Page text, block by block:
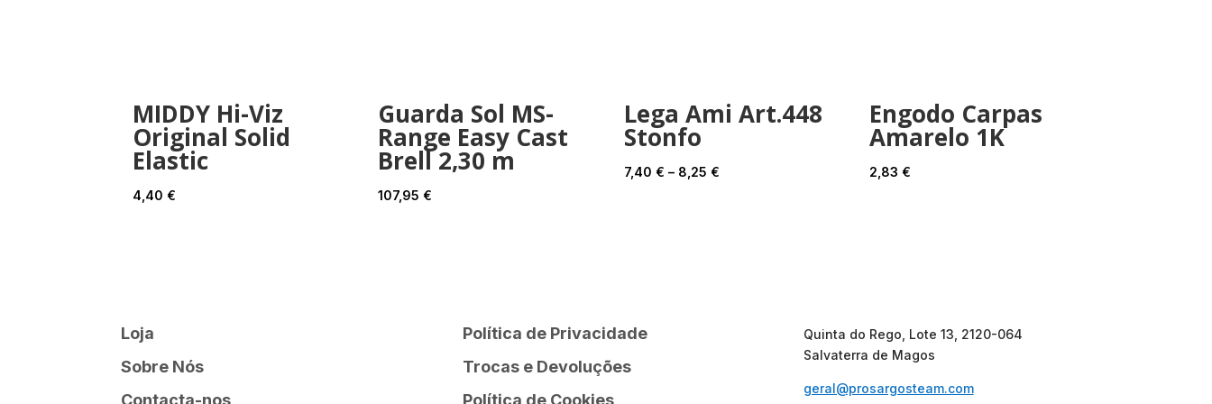
MIDDY Hi-Viz
Original Solid
Elastic
4,40 €
Guarda Sol MS-
Range Easy Cast
Brell 2,30 m
107,95 €
Lega Ami Art.448
Stonfo
7,40 € – 8,25 €Price
Engodo Carpas
Amarelo 1K
2,83 €
Loja
Sobre Nós
Contacta-nos
Política de Privacidade
Trocas e Devoluções
Política de Cookies
Quinta do Rego, Lote 13, 2120-064
Salvaterra de Magos
geral@prosargosteam.com